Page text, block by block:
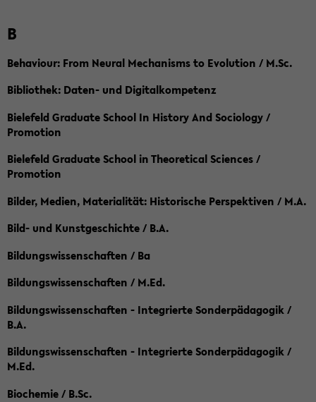
B
Behaviour: From Neural Mechanisms to Evolution / M.Sc.
Bibliothek: Daten- und Digitalkompetenz
Bielefeld Graduate School In History And Sociology /
Promotion
Bielefeld Graduate School in Theoretical Sciences /
Promotion
Bilder, Medien, Materialität: Historische Perspektiven / M.A.
Bild- und Kunstgeschichte / B.A.
Bildungswissenschaften / Ba
Bildungswissenschaften / M.Ed.
Bildungswissenschaften - Integrierte Sonderpädagogik /
B.A.
Bildungswissenschaften - Integrierte Sonderpädagogik /
M.Ed.
Biochemie / B.Sc.